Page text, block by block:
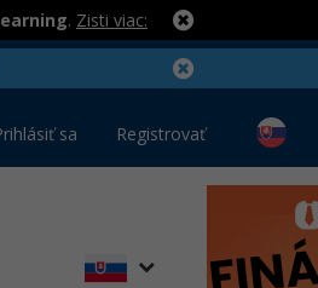
. Zisti viac:
sa Registrovať